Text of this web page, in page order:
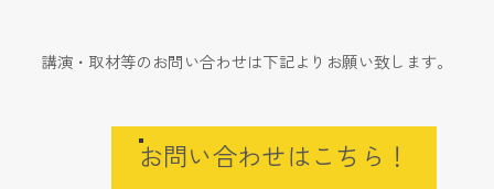
講演・取材等のお問い合わせは下記よりお願い致します。
お問い合わせはこちら！